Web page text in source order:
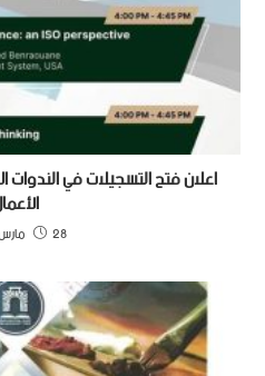
اعلان فتح التسجيلات في الندوات
28 مارس 2024